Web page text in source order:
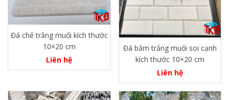
Đá chẻ trắng muối kích thước
10×20 cm
Liên hệ
Đá băm trắng muối soi cạnh
kích thước 10×20 cm
Liên hệ